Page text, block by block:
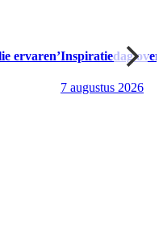
ervaren’Inspiratiedag over
7 augustus 2026